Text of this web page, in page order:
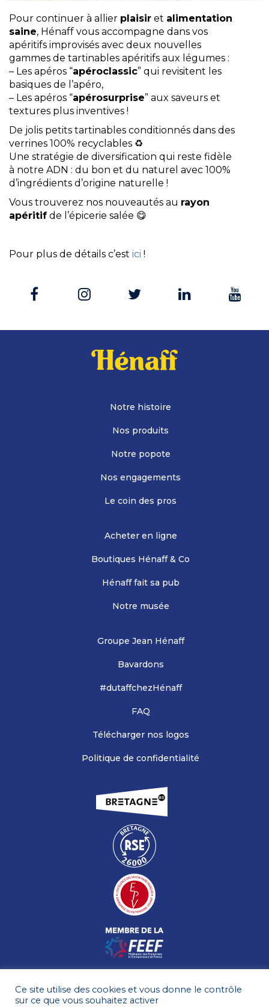
Pour continuer à allier plaisir et alimentation
saine, Hénaff vous accompagne dans vos
apéritifs improvisés avec deux nouvelles
gammes de tartinables apéritifs aux légumes :
– Les apéros “apéroclassic” qui revisitent les
basiques de l’apéro,
– Les apéros “apérosurprise” aux saveurs et
textures plus inventives !
De jolis petits tartinables conditionnés dans des
verrines 100% recyclables ♻
Une stratégie de diversification qui reste fidèle
à notre ADN : du bon et du naturel avec 100%
d’ingrédients d’origine naturelle !
Vous trouverez nos nouveautés au rayon
apéritif de l’épicerie salée 😋
Pour plus de détails c’est ici !
Notre histoire
Nos produits
Notre popote
Nos engagements
Le coin des pros
Acheter en ligne
Boutiques Hénaff & Co
Hénaff fait sa pub
Notre musée
Groupe Jean Hénaff
Bavardons
#dutaffchezHénaff
FAQ
Télécharger nos logos
Politique de confidentialité
Ce site utilise des cookies et vous donne le contrôle
sur ce que vous souhaitez activer